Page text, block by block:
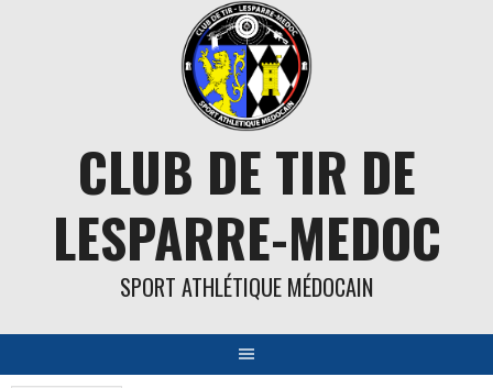
CLUB DE TIR DE
LESPARRE-MEDOC
SPORT ATHLÉTIQUE MÉDOCAIN